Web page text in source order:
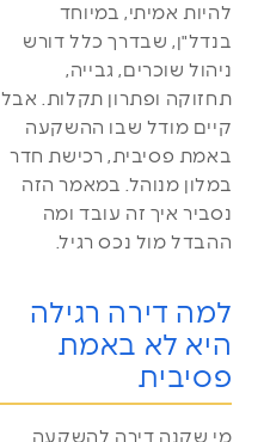
להיות אמיתי, במיוחד
בנדל"ן, שבדרך כלל דורש
ניהול שוכרים, גבייה,
תחזוקה ופתרון תקלות. אבל
קיים מודל שבו ההשקעה
באמת פסיבית, רכישת חדר
במלון מנוהל. במאמר הזה
נסביר איך זה עובד ומה
ההבדל מול נכס רגיל.
למה דירה רגילה
היא לא באמת
פסיבית
מי שקנה דירה להשקעה